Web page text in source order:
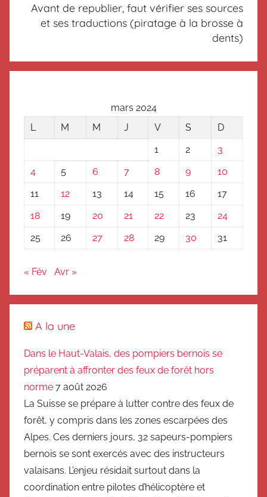
Avant de republier, faut vérifier ses sources
et ses traductions (piratage à la brosse à
dents)
mars 2024
L
M M J V S
D
1
2
3
4
5 6 7 8 9
10
11
12 13 14 15 16
17
18
19 20 21 22 23
24
25
26 27 28 29 30 31
« Fév Avr »
A la une
Dans le Haut-Valais, des pompiers bernois se
préparent à affronter des feux de forêt hors
norme 7 août 2026
La Suisse se prépare à lutter contre des feux de
forêt, y compris dans les zones escarpées des
Alpes. Ces derniers jours, 32 sapeurs-pompiers
bernois se sont exercés avec des instructeurs
valaisans. L’enjeu résidait surtout dans la
coordination entre pilotes d’hélicoptère et